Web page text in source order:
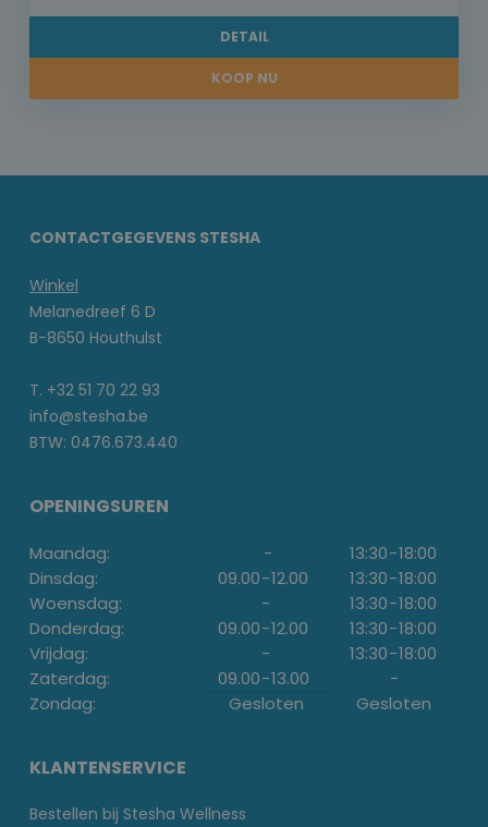
DETAIL
KOOP NU
CONTACTGEGEVENS STESHA
Winkel
Melanedreef 6 D
B-8650 Houthulst
T. +32 51 70 22 93
info@stesha.be
BTW: 0476.673.440
OPENINGSUREN
Maandag: - 13:30-18:00
Dinsdag:
09.00-12.00 13:30-18:00
Woensdag:
- 13:30-18:00
Donderdag:
09.00-12.00 13:30-18:00
Vrijdag:
- 13:30-18:00
Zaterdag:
09.00-13.00
-
Zondag:
Gesloten Gesloten
KLANTENSERVICE
Bestellen bij Stesha Wellness